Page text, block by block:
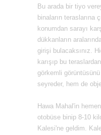
Bu arada bir tiyo
binaların teraslarına
konumdan sarayı
dükkanların
girişi bulacaksınız.
karışıp bu
görkemli
seyreder, hem de
Hawa Mahal'in
otobüse binip 8-10
Kalesi'ne geldim.